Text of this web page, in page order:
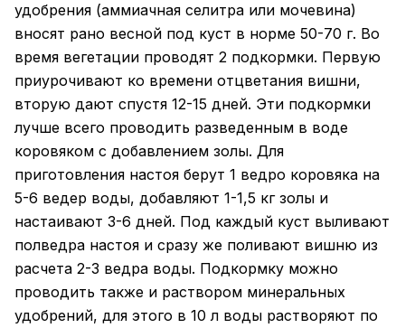
удобрения (аммиачная селитра или мочевина)
вносят рано весной под куст в норме 50-70 г. Во
время вегетации проводят 2 подкормки. Первую
приурочивают ко времени отцветания вишни,
вторую дают спустя 12-15 дней. Эти подкормки
лучше всего проводить разведенным в воде
коровяком с добавлением золы. Для
приготовления настоя берут 1 ведро коровяка на
5-6 ведер воды, добавляют 1-1,5 кг золы и
настаивают 3-6 дней. Под каждый куст выливают
полведра настоя и сразу же поливают вишню из
расчета 2-3 ведра воды. Подкормку можно
проводить также и раствором минеральных
удобрений, для этого в 10 л воды растворяют по